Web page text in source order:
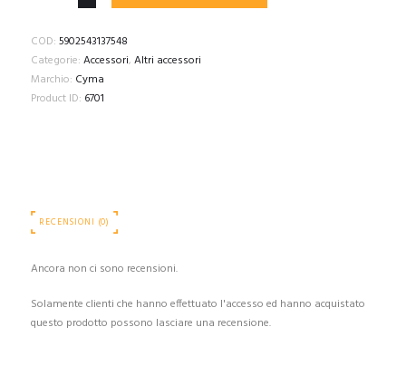
for
AK
Replicas
quantità
COD: 5902543137548
Categorie: Accessori, Altri accessori
Marchio: Cyma
Product ID: 6701
RECENSIONI (0)
Ancora non ci sono recensioni.
Solamente clienti che hanno effettuato l'accesso ed hanno acquistato
questo prodotto possono lasciare una recensione.